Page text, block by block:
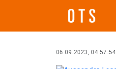
06.09.2023, 04:57:54